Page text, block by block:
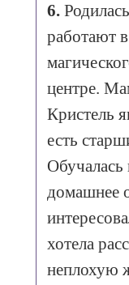
6.
работают
центре.
Кристель
есть
Обучалась
домашнее
хотела
неплохую